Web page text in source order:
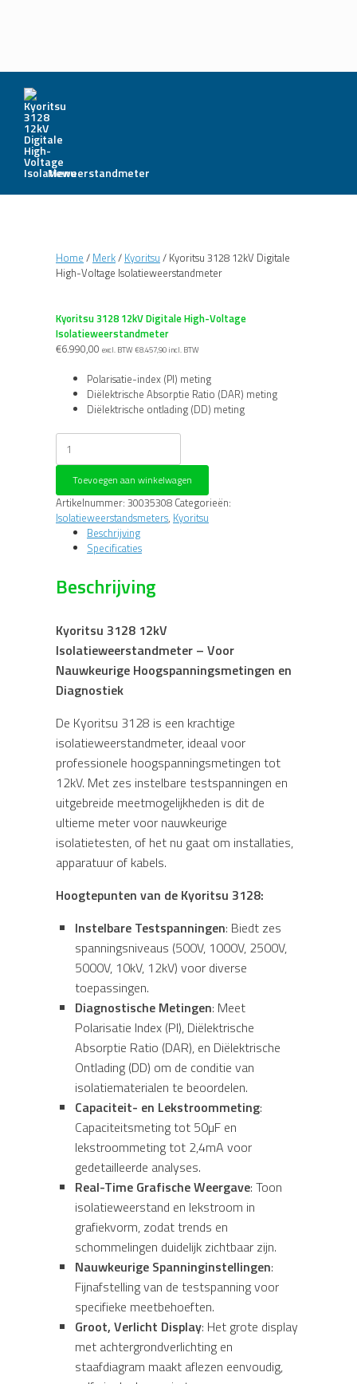
Menu
Home / Merk/ Kyoritsu / Kyoritsu 3128 12kV Digitale
High-Voltage Isolatieweerstandmeter
Kyoritsu 3128 12kV Digitale High-Voltage
Isolatieweerstandmeter
€6.990,00 excl. BTW €8.457,90 incl. BTW
Polarisatie-index (PI) meting
Diëlektrische Absorptie Ratio (DAR) meting
Diëlektrische ontlading (DD) meting
Kyoritsu
3128
12kV
Digitale
High-
Voltage
Isolatieweerstandmeter
aantal
Toevoegen aan winkelwagen
Artikelnummer: 30035308 Categorieën:
Isolatieweerstandsmeters, Kyoritsu
Beschrijving
Specificaties
Beschrijving
Kyoritsu 3128 12kV
Isolatieweerstandmeter – Voor
Nauwkeurige Hoogspanningsmetingen en
Diagnostiek
De Kyoritsu 3128 is een krachtige
isolatieweerstandmeter, ideaal voor
professionele hoogspanningsmetingen tot
12kV. Met zes instelbare testspanningen en
uitgebreide meetmogelijkheden is dit de
ultieme meter voor nauwkeurige
isolatietesten, of het nu gaat om installaties,
apparatuur of kabels.
Hoogtepunten van de Kyoritsu 3128:
Instelbare Testspanningen: Biedt zes
spanningsniveaus (500V, 1000V, 2500V,
5000V, 10kV, 12kV) voor diverse
toepassingen.
Diagnostische Metingen: Meet
Polarisatie Index (PI), Diëlektrische
Absorptie Ratio (DAR), en Diëlektrische
Ontlading (DD) om de conditie van
isolatiematerialen te beoordelen.
Capaciteit- en Lekstroommeting:
Capaciteitsmeting tot 50µF en
lekstroommeting tot 2,4mA voor
gedetailleerde analyses.
Real-Time Grafische Weergave: Toon
isolatieweerstand en lekstroom in
grafiekvorm, zodat trends en
schommelingen duidelijk zichtbaar zijn.
Nauwkeurige Spanninginstellingen:
Fijnafstelling van de testspanning voor
specifieke meetbehoeften.
Groot, Verlicht Display: Het grote display
met achtergrondverlichting en
staafdiagram maakt aflezen eenvoudig,